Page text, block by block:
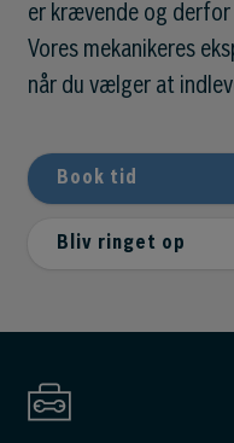
er krævende og derfor
Vores mekanikeres
når du vælger at
Book tid
Bliv ringet op